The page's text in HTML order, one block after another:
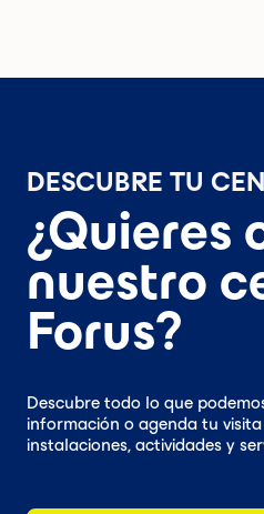
DESCUBRE TU
¿Quieres
nuestro
Forus?
Descubre todo lo que
información o agenda tu
instalaciones, actividades y